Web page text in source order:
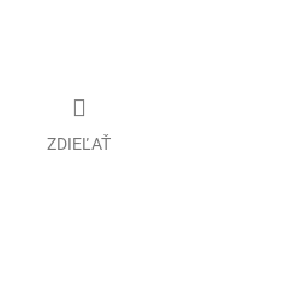
ZDIEĽAŤ